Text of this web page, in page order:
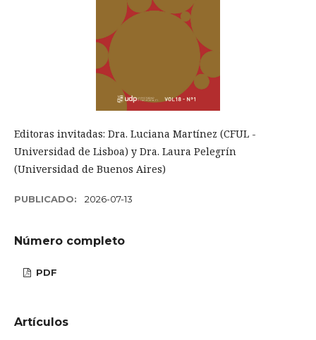
Editoras invitadas: Dra. Luciana Martínez (CFUL -
Universidad de Lisboa) y Dra. Laura Pelegrín
(Universidad de Buenos Aires)
PUBLICADO: 2026-07-13
Número completo
PDF
Artículos